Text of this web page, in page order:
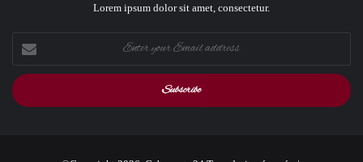
Lorem ipsum dolor sit amet, consectetur.
your
Email
address